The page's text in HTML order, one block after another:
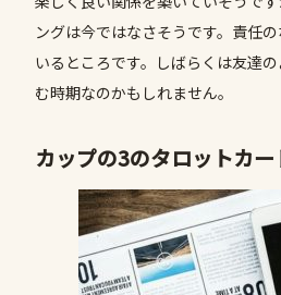
ングは今ではなさそうです。責任
いるところです。しばらくは友達
む時期なのかもしれません。
カップの3のタロットカ